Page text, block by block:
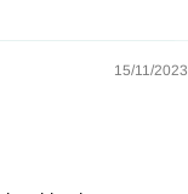
15/11/2023